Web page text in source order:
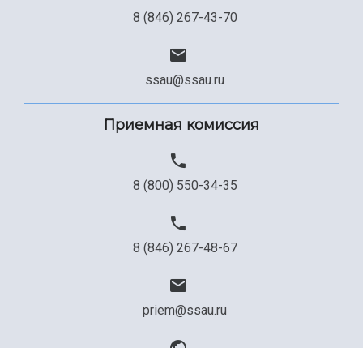
8 (846) 267-43-70
ssau@ssau.ru
Приемная комиссия
8 (800) 550-34-35
8 (846) 267-48-67
priem@ssau.ru